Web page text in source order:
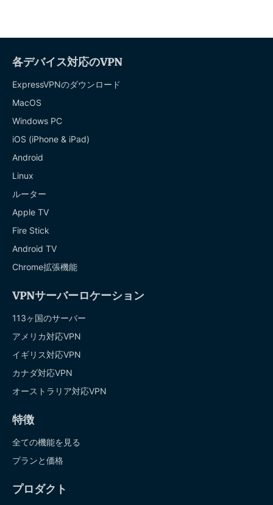
各デバイス対応のVPN
ExpressVPNのダウンロード
MacOS
Windows PC
iOS (iPhone & iPad)
Android
Linux
ルーター
Apple TV
Fire Stick
Android TV
Chrome拡張機能
VPNサーバーロケーション
113ヶ国のサーバー
アメリカ対応VPN
イギリス対応VPN
カナダ対応VPN
オーストラリア対応VPN
特徴
全ての機能を見る
プランと価格
プロダクト